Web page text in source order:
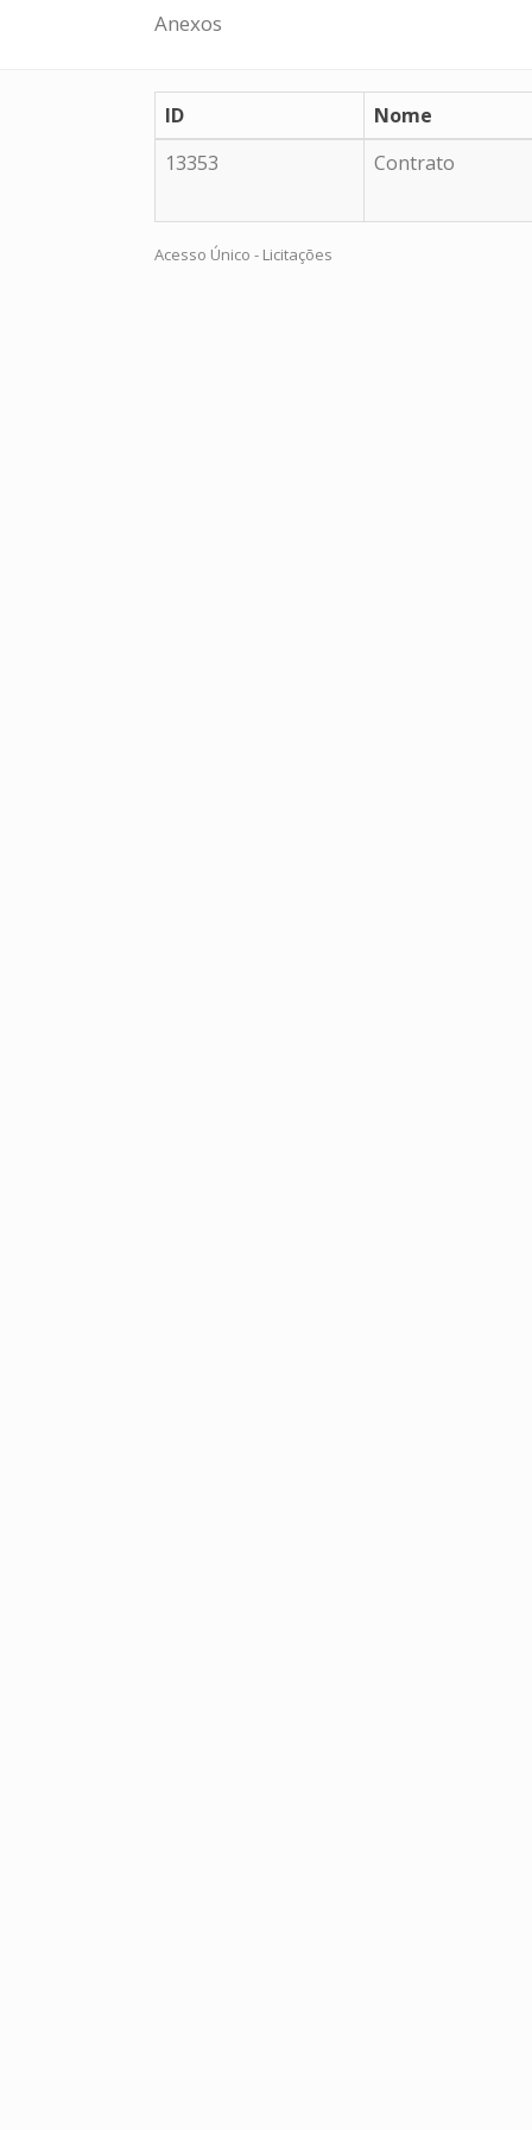
Anexos
ID
Nome
13353
Contrato
Acesso Único - Licitações